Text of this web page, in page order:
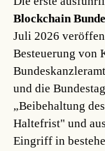
Blockchain
Juli 2026
Besteuerung von
und die
„Beibehaltung
Haltefrist" und
Eingriff in